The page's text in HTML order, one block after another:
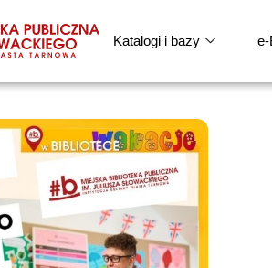
Katalogi i bazy e-